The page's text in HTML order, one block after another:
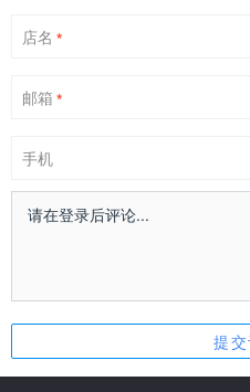
店名 *
邮箱 *
手机